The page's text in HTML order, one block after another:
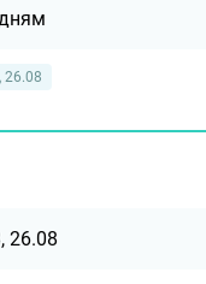
26.08
26.08